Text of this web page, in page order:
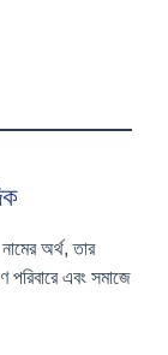
অর্থ, তার
পরিবারে এবং সমাজে